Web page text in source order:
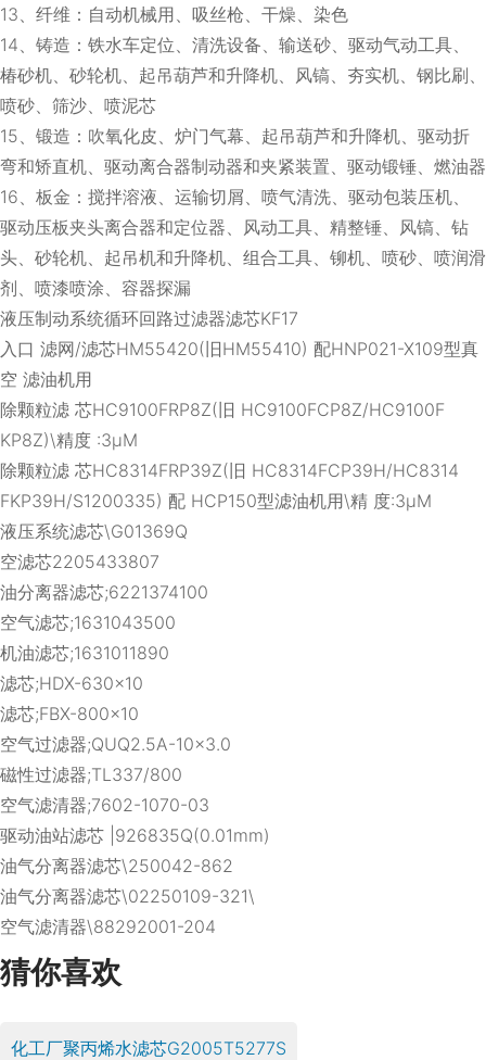
13、纤维：自动机械用、吸丝枪、干燥、染色
14、铸造：铁水车定位、清洗设备、输送砂、驱动气动工具、
椿砂机、砂轮机、起吊葫芦和升降机、风镐、夯实机、钢比刷、
喷砂、筛沙、喷泥芯
15、锻造：吹氧化皮、炉门气幕、起吊葫芦和升降机、驱动折
弯和矫直机、驱动离合器制动器和夹紧装置、驱动锻锤、燃油器
16、板金：搅拌溶液、运输切屑、喷气清洗、驱动包装压机、
驱动压板夹头离合器和定位器、风动工具、精整锤、风镐、钻
头、砂轮机、起吊机和升降机、组合工具、铆机、喷砂、喷润滑
剂、喷漆喷涂、容器探漏
液压制动系统循环回路过滤器滤芯KF17
入口 滤网/滤芯HM55420(旧HM55410) 配HNP021-X109型真
空 滤油机用
除颗粒滤 芯HC9100FRP8Z(旧 HC9100FCP8Z/HC9100F
KP8Z)\精度 :3μM
除颗粒滤 芯HC8314FRP39Z(旧 HC8314FCP39H/HC8314
FKP39H/S1200335) 配 HCP150型滤油机用\精 度:3μM
液压系统滤芯\G01369Q
空滤芯2205433807
油分离器滤芯;6221374100
空气滤芯;1631043500
机油滤芯;1631011890
滤芯;HDX-630×10
滤芯;FBX-800×10
空气过滤器;QUQ2.5A-10×3.0
磁性过滤器;TL337/800
空气滤清器;7602-1070-03
驱动油站滤芯 |926835Q(0.01mm)
油气分离器滤芯\250042-862
油气分离器滤芯\02250109-321\
空气滤清器\88292001-204
猜你喜欢
化工厂聚丙烯水滤芯G2005T5277S